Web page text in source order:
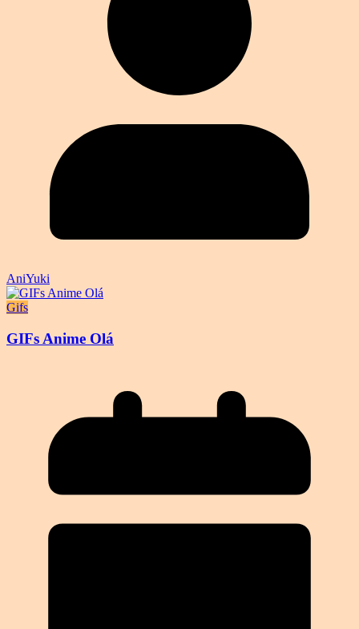
AniYuki
Gifs
GIFs Anime Olá